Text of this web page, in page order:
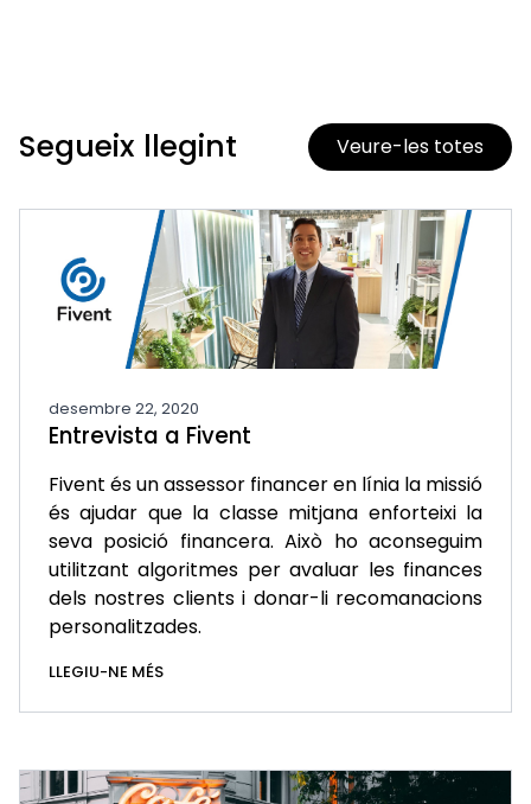
Segueix llegint Veure-les totes
desembre 22, 2020
Entrevista a Fivent
Fivent és un assessor financer en línia la missió
és ajudar que la classe mitjana enforteixi la
seva posició financera. Això ho aconseguim
utilitzant algoritmes per avaluar les finances
dels nostres clients i donar-li recomanacions
personalitzades.
LLEGIU-NE MÉS